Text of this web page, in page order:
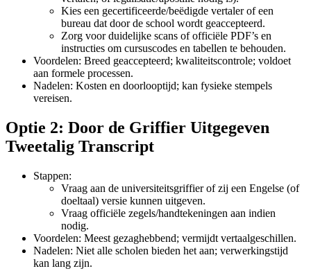
Kies een gecertificeerde/beëdigde vertaler of een
bureau dat door de school wordt geaccepteerd.
Zorg voor duidelijke scans of officiële PDF’s en
instructies om cursuscodes en tabellen te behouden.
Voordelen: Breed geaccepteerd; kwaliteitscontrole; voldoet
aan formele processen.
Nadelen: Kosten en doorlooptijd; kan fysieke stempels
vereisen.
Optie 2: Door de Griffier Uitgegeven
Tweetalig Transcript
Stappen:
Vraag aan de universiteitsgriffier of zij een Engelse (of
doeltaal) versie kunnen uitgeven.
Vraag officiële zegels/handtekeningen aan indien
nodig.
Voordelen: Meest gezaghebbend; vermijdt vertaalgeschillen.
Nadelen: Niet alle scholen bieden het aan; verwerkingstijd
kan lang zijn.